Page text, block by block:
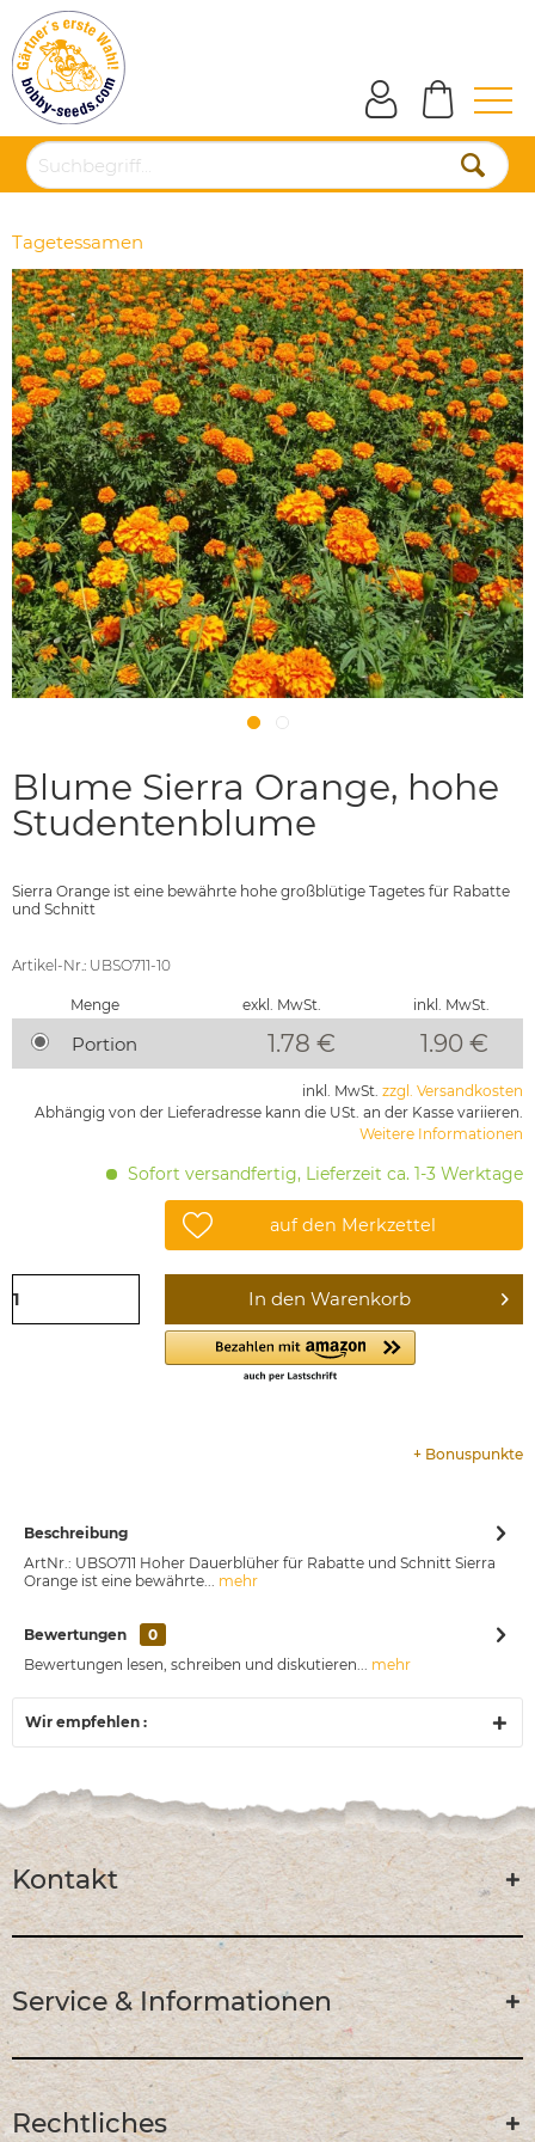
Tagetessamen
Blume Sierra Orange, hohe
Studentenblume
Sierra Orange ist eine bewährte hohe großblütige Tagetes für Rabatte
und Schnitt
Artikel-Nr.: UBSO711-10
Menge exkl. MwSt. inkl. MwSt.
Portion 1.78 € 1.90 €
inkl. MwSt. zzgl. Versandkosten
Abhängig von der Lieferadresse kann die USt. an der Kasse variieren.
Weitere Informationen
Sofort versandfertig, Lieferzeit ca. 1-3 Werktage
auf den Merkzettel
In den Warenkorb
+ Bonuspunkte
Beschreibung
ArtNr.: UBSO711 Hoher Dauerblüher für Rabatte und Schnitt Sierra
Orange ist eine bewährte... mehr
Bewertungen
0
Bewertungen lesen, schreiben und diskutieren... mehr
Wir empfehlen :
Kontakt
Service & Informationen
Rechtliches